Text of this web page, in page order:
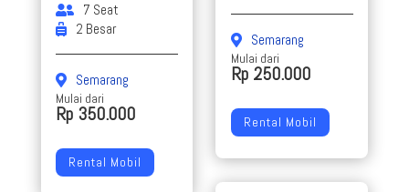
Semarang
Mulai dari
Rp 250.000
Rental Mobil
7 Seat
2 Besar
Semarang
Mulai dari
Rp 350.000
Rental Mobil